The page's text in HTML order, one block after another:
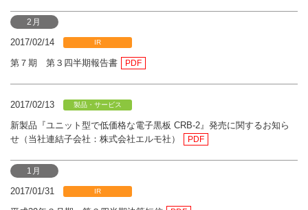
2月
2017/02/14 IR
第７期 第３四半期報告書 PDF
2017/02/13 製品・サービス
新製品『ユニット型で低価格な電子黒板 CRB-2』発売に関するお知ら
せ（当社連結子会社：株式会社エルモ社）
PDF
1月
2017/01/31 IR